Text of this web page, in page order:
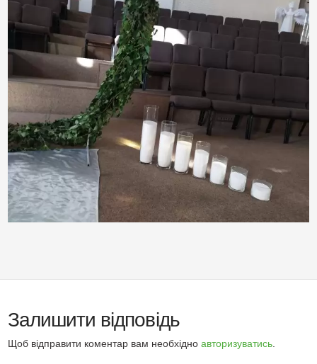
Залишити відповідь
Щоб відправити коментар вам необхідноавторизуватись.